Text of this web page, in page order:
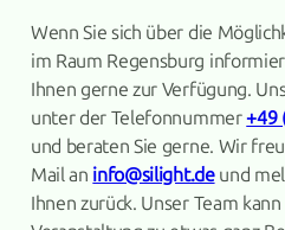
Wenn Sie sich über die
im Raum Regensburg
Ihnen gerne zur Verfügung.
unter der Telefonnummer+49
und beraten Sie gerne. Wir
Mail an info@silight.deund
Ihnen zurück. Unser Team